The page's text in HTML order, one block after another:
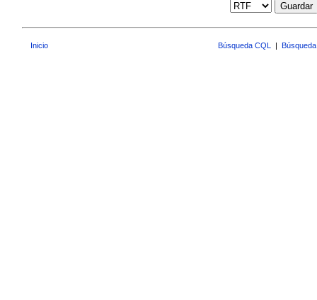
Guardar
Inicio Búsqueda CQL